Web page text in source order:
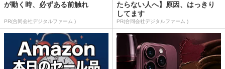
が動く時、必ずある前触れ
PR(合同会社デジタルファーム )
たらない人へ】原因、はっきり
してます
PR(合同会社デジタルファーム )